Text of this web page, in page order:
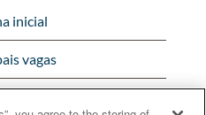
inicial
vagas